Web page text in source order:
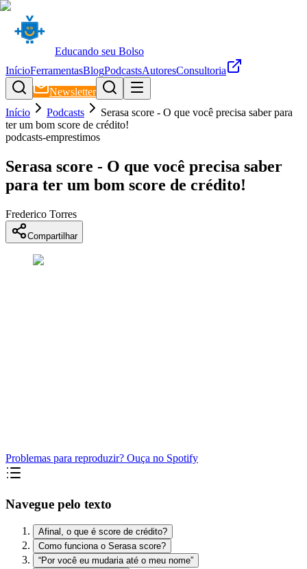
Educando seu Bolso
InícioFerramentasBlogPodcastsAutoresConsultoria
Newsletter
Início
Podcasts
Serasa score - O que você precisa saber para
ter um bom score de crédito!
podcasts-emprestimos
Serasa score - O que você precisa saber
para ter um bom score de crédito!
Frederico Torres
Compartilhar
Problemas para reproduzir? Ouça no Spotify
Navegue pelo texto
Afinal, o que é score de crédito?
Como funciona o Serasa score?
“Por você eu mudaria até o meu nome”